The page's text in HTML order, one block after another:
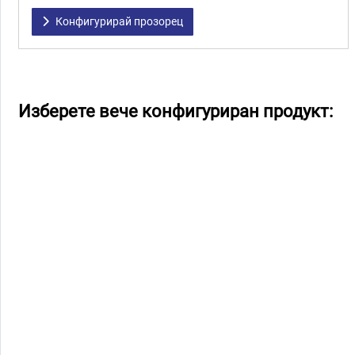
Конфигурирай прозорец
Изберете вече конфигуриран продукт: